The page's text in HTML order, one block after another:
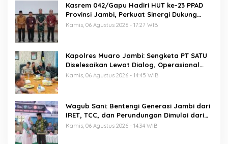
Kasrem 042/Gapu Hadiri HUT ke-23 PPAD
Provinsi Jambi, Perkuat Sinergi Dukung
Program Pemerintah
Kamis, 06 Agustus 2026 - 17:27 WIB
Kapolres Muaro Jambi: Sengketa PT SATU
Diselesaikan Lewat Dialog, Operasional
PKS Tetap Berjalan
Kamis, 06 Agustus 2026 - 14:45 WIB
Wagub Sani: Bentengi Generasi Jambi dari
IRET, TCC, dan Perundungan Dimulai dari
Sekolah
Kamis, 06 Agustus 2026 - 14:34 WIB